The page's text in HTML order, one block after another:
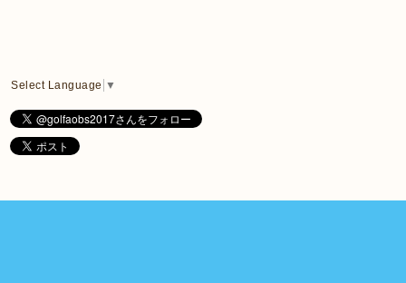
Select Language ▼